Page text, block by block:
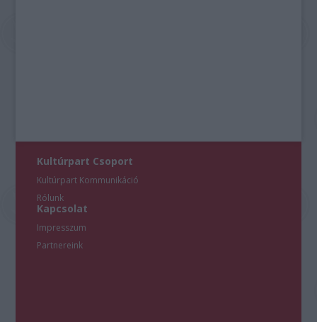
Kultúrpart Csoport
Kultúrpart Kommunikáció
Rólunk
Kapcsolat
Impresszum
Partnereink